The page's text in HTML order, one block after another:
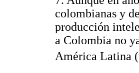
colombianas y
producción
a Colombia no
América Latina